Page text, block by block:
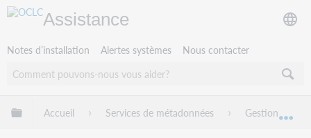
Assistance
Notes d’installation Alertes systèmes Nous contacter
Développer/réduire la hiérarchie globale
Accueil Services de métadonnées Gestion des